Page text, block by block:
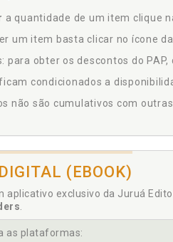
a quantidade de um item clique
um item basta clicar no ícone
para obter os descontos do
condicionados a
não são cumulativos com outras
(EBOOK)
aplicativo exclusivo da Juruá
as plataformas: